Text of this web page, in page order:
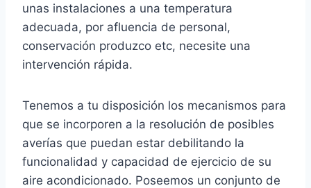
unas instalaciones a una temperatura
adecuada, por afluencia de personal,
conservación produzco etc, necesite una
intervención rápida.
Tenemos a tu disposición los mecanismos para
que se incorporen a la resolución de posibles
averías que puedan estar debilitando la
funcionalidad y capacidad de ejercicio de su
aire acondicionado. Poseemos un conjunto de